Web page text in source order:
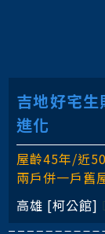
吉地好宅
進化
屋齡45年/近
兩戶併一戶舊
高雄 [柯公館]